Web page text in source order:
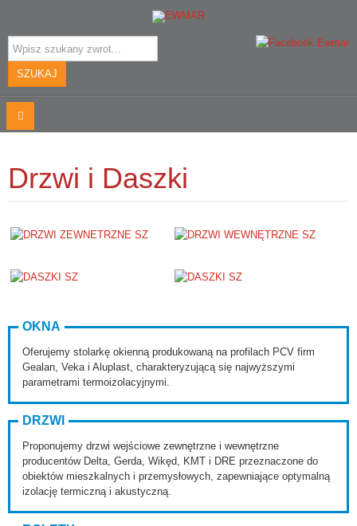
Szukaj...
SZUKAJ
Drzwi i Daszki
OKNA
Oferujemy stolarkę okienną produkowaną na profilach PCV firm
Gealan, Veka i Aluplast, charakteryzującą się najwyższymi
parametrami termoizolacyjnymi.
DRZWI
Proponujemy drzwi wejściowe zewnętrzne i wewnętrzne
producentów Delta, Gerda, Wikęd, KMT i DRE przeznaczone do
obiektów mieszkalnych i przemysłowych, zapewniające optymalną
izolację termiczną i akustyczną.